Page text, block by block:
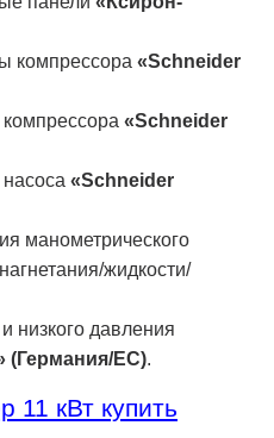
компрессора «Schneider
«Schneider
«Schneider
манометрического
жидкости/
низкого давления
(Германия/ЕС).
11 кВт купить